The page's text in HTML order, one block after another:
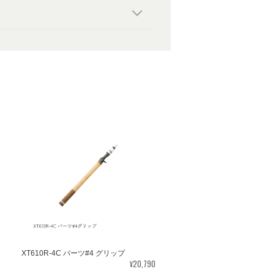
XT610R-4C パーツ#4 グリップ
¥20,790